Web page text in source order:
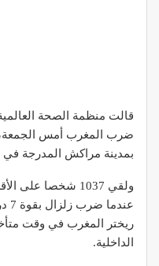
قالت منظمة الصحة
بمدينة مراكش المدرجة في
ريختر المغرب في وقت
الداخلية.